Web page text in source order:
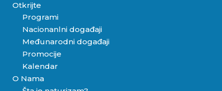
Otkrijte
Programi
Nacionanlni događaji
Međunarodni događaji
Promocije
Kalendar
O Nama